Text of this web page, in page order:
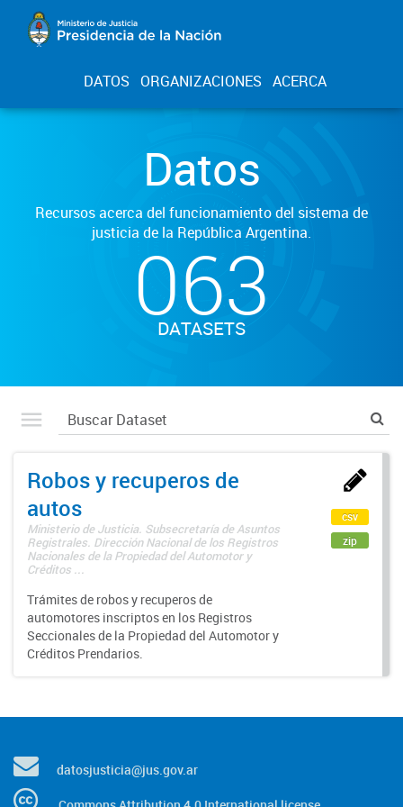
DATOS ORGANIZACIONES ACERCA
Datos
Recursos acerca del funcionamiento del sistema de
justicia de la República Argentina.
063
DATASETS
Robos y recuperos de
autos
Ministerio de Justicia. Subsecretaría de Asuntos
Registrales. Dirección Nacional de los Registros
Nacionales de la Propiedad del Automotor y
Créditos ...
Trámites de robos y recuperos de
automotores inscriptos en los Registros
Seccionales de la Propiedad del Automotor y
Créditos Prendarios.
csv
zip
datosjusticia@jus.gov.ar